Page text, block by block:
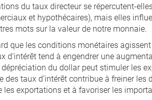
du taux directeur se répercutent-
et hypothécaires), mais elles
mots sur la valeur de notre monnaie.
que les conditions monétaires
d’intérêt tend à engendrer une
dépréciation du dollar peut stimuler les
des taux d’intérêt contribue à freiner les
les exportations et à favoriser les